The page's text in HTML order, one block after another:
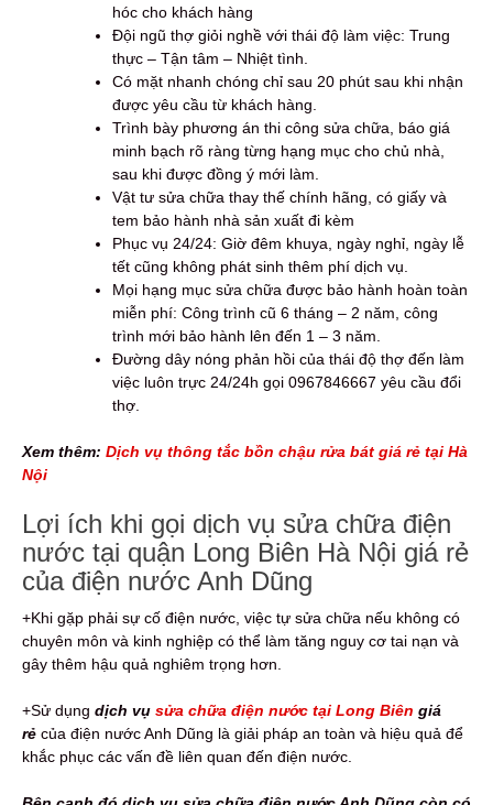
hóc cho khách hàng
Đội ngũ thợ giỏi nghề với thái độ làm việc: Trung
thực – Tận tâm – Nhiệt tình.
Có mặt nhanh chóng chỉ sau 20 phút sau khi nhận
được yêu cầu từ khách hàng.
Trình bày phương án thi công sửa chữa, báo giá
minh bạch rõ ràng từng hạng mục cho chủ nhà,
sau khi được đồng ý mới làm.
Vật tư sửa chữa thay thế chính hãng, có giấy và
tem bảo hành nhà sản xuất đi kèm
Phục vụ 24/24: Giờ đêm khuya, ngày nghỉ, ngày lễ
tết cũng không phát sinh thêm phí dịch vụ.
Mọi hạng mục sửa chữa được bảo hành hoàn toàn
miễn phí: Công trình cũ 6 tháng – 2 năm, công
trình mới bảo hành lên đến 1 – 3 năm.
Đường dây nóng phản hồi của thái độ thợ đến làm
việc luôn trực 24/24h gọi 0967846667 yêu cầu đổi
thợ.
Xem thêm: Dịch vụ thông tắc bồn chậu rửa bát giá rẻ tại Hà
Nội
Lợi ích khi gọi dịch vụ sửa chữa điện
nước tại quận Long Biên Hà Nội giá rẻ
của điện nước Anh Dũng
+Khi gặp phải sự cố điện nước, việc tự sửa chữa nếu không có
chuyên môn và kinh nghiệp có thể làm tăng nguy cơ tai nạn và
gây thêm hậu quả nghiêm trọng hơn.
+Sử dụng dịch vụ sửa chữa điện nước tại Long Biên giá
rẻ của điện nước Anh Dũng là giải pháp an toàn và hiệu quả để
khắc phục các vấn đề liên quan đến điện nước.